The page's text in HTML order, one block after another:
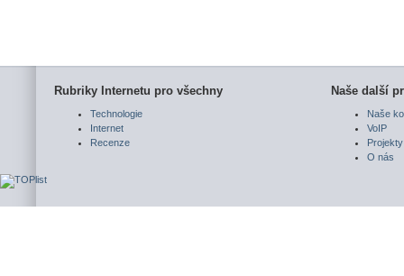
Rubriky Internetu pro všechny
Technologie
Internet
Recenze
Naše další
Naše
VoIP
Projekty
O nás